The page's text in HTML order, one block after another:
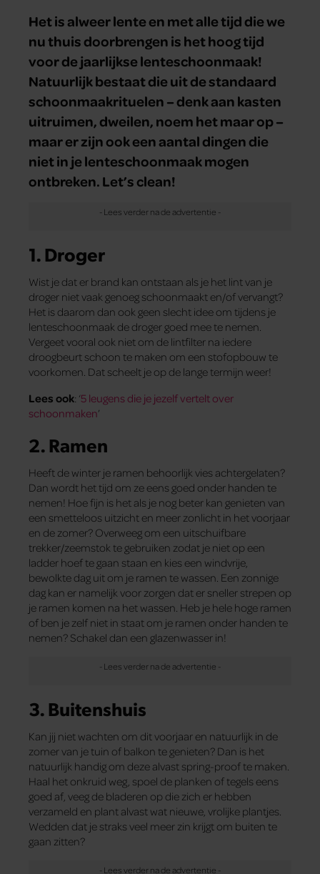
Het is alweer lente en met alle tijd die we
nu thuis doorbrengen is het hoog tijd
voor de jaarlijkse lenteschoonmaak!
Natuurlijk bestaat die uit de standaard
schoonmaakrituelen – denk aan kasten
uitruimen, dweilen, noem het maar op –
maar er zijn ook een aantal dingen die
niet in je lenteschoonmaak mogen
ontbreken. Let’s clean!
1. Droger
Wist je dat er brand kan ontstaan als je het lint van je
droger niet vaak genoeg schoonmaakt en/of vervangt?
Het is daarom dan ook geen slecht idee om tijdens je
lenteschoonmaak de droger goed mee te nemen.
Vergeet vooral ook niet om de lintfilter na iedere
droogbeurt schoon te maken om een stofopbouw te
voorkomen. Dat scheelt je op de lange termijn weer!
Lees ook: ‘5 leugens die je jezelf vertelt over
schoonmaken’
2. Ramen
Heeft de winter je ramen behoorlijk vies achtergelaten?
Dan wordt het tijd om ze eens goed onder handen te
nemen! Hoe fijn is het als je nog beter kan genieten van
een smetteloos uitzicht en meer zonlicht in het voorjaar
en de zomer? Overweeg om een uitschuifbare
trekker/zeemstok te gebruiken zodat je niet op een
ladder hoef te gaan staan en kies een windvrije,
bewolkte dag uit om je ramen te wassen. Een zonnige
dag kan er namelijk voor zorgen dat er sneller strepen op
je ramen komen na het wassen. Heb je hele hoge ramen
of ben je zelf niet in staat om je ramen onder handen te
nemen? Schakel dan een glazenwasser in!
3. Buitenshuis
Kan jij niet wachten om dit voorjaar en natuurlijk in de
zomer van je tuin of balkon te genieten? Dan is het
natuurlijk handig om deze alvast spring-proof te maken.
Haal het onkruid weg, spoel de planken of tegels eens
goed af, veeg de bladeren op die zich er hebben
verzameld en plant alvast wat nieuwe, vrolijke plantjes.
Wedden dat je straks veel meer zin krijgt om buiten te
gaan zitten?